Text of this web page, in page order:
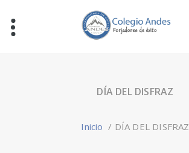
DÍA DEL DISFRAZ
Inicio / DÍA DEL DISFRAZ